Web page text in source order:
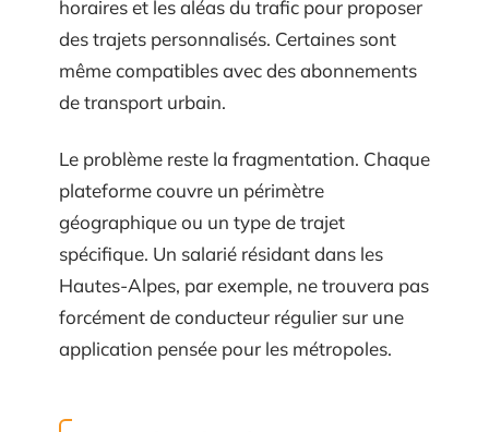
horaires et les aléas du trafic pour proposer
des trajets personnalisés. Certaines sont
même compatibles avec des abonnements
de transport urbain.
Le problème reste la fragmentation. Chaque
plateforme couvre un périmètre
géographique ou un type de trajet
spécifique. Un salarié résidant dans les
Hautes-Alpes, par exemple, ne trouvera pas
forcément de conducteur régulier sur une
application pensée pour les métropoles.